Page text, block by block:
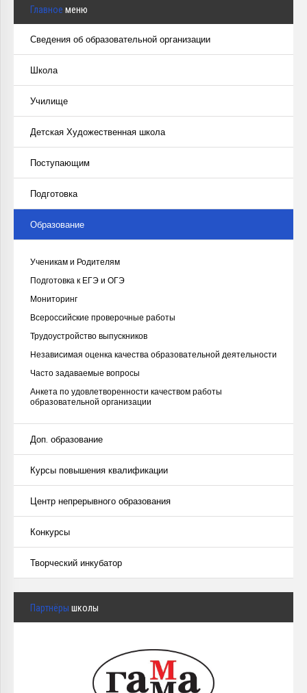
Главное меню
Сведения об образовательной организации
Школа
Училище
Детская Художественная школа
Поступающим
Подготовка
Образование
Ученикам и Родителям
Подготовка к ЕГЭ и ОГЭ
Мониторинг
Всероссийские проверочные работы
Трудоустройство выпускников
Независимая оценка качества образовательной деятельности
Часто задаваемые вопросы
Анкета по удовлетворенности качеством работы
образовательной организации
Доп. образование
Курсы повышения квалификации
Центр непрерывного образования
Конкурсы
Творческий инкубатор
Партнёры школы